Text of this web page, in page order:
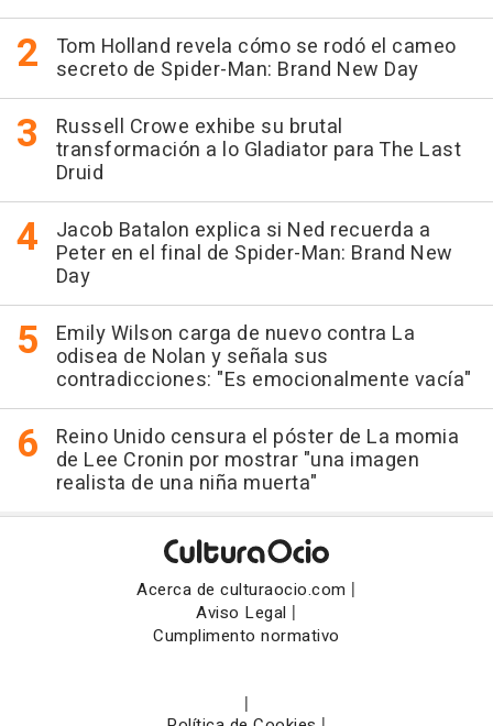
Tom Holland revela cómo se rodó el cameo
secreto de Spider-Man: Brand New Day
Russell Crowe exhibe su brutal
transformación a lo Gladiator para The Last
Druid
Jacob Batalon explica si Ned recuerda a
Peter en el final de Spider-Man: Brand New
Day
Emily Wilson carga de nuevo contra La
odisea de Nolan y señala sus
contradicciones: "Es emocionalmente vacía"
Reino Unido censura el póster de La momia
de Lee Cronin por mostrar "una imagen
realista de una niña muerta"
Acerca de culturaocio.com |
Aviso Legal |
Cumplimento normativo
|